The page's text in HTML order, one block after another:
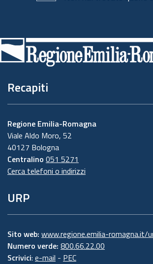
di
pagina
Recapiti
Regione Emilia-Romagna
Viale Aldo Moro, 52
40127 Bologna
Centralino 051 5271
Cerca telefoni o indirizzi
URP
Sito web: www.regione.emilia-romagna.it/
Numero verde: 800.66.22.00
Scrivici: e-mail - PEC